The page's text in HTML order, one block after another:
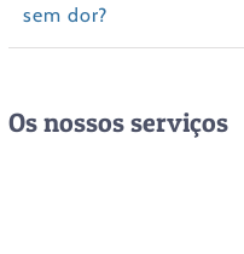
sem dor?
Os nossos serviços